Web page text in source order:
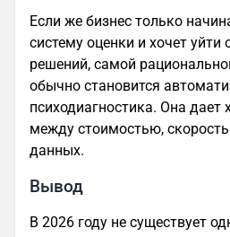
Если же бизнес только
систему оценки и хочет уйти
решений, самой
обычно становится
психодиагностика. Она дает
между стоимостью,
данных.
Вывод
В 2026 году не существует